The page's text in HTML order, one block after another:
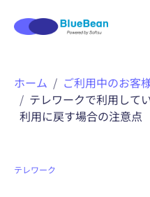
ホーム ご利用中のお客
テレワークで利用して
利用に戻す場合の注意点
テレワーク